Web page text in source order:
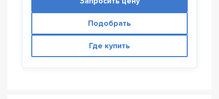
Подобрать
Где купить